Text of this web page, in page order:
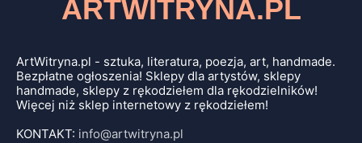
ARTWITRYNA.PL
ArtWitryna.pl - sztuka, literatura, poezja, art, handmade.
Bezpłatne ogłoszenia! Sklepy dla artystów, sklepy
handmade, sklepy z rękodziełem dla rękodzielników!
Więcej niż sklep internetowy z rękodziełem!
KONTAKT: info@artwitryna.pl